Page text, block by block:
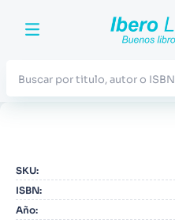
SKU:
ISBN:
Año:
2. Blue Lock
3.